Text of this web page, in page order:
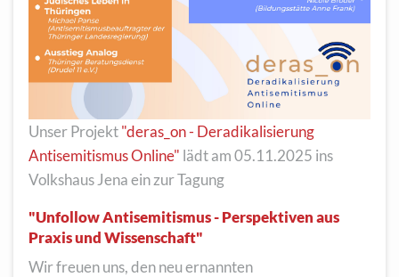
Unser Projekt"deras_on - Deradikalisierung
Antisemitismus Online" lädt am 05.11.2025 ins
Volkshaus Jena ein zur Tagung
"Unfollow Antisemitismus - Perspektiven aus
Praxis und Wissenschaft"
Wir freuen uns, den neu ernannten